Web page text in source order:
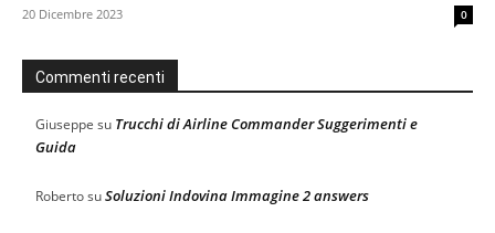
20 Dicembre 2023 0
Commenti recenti
Giuseppe su Trucchi di Airline Commander Suggerimenti e
Guida
RobertosuSoluzioni Indovina Immagine 2 answers